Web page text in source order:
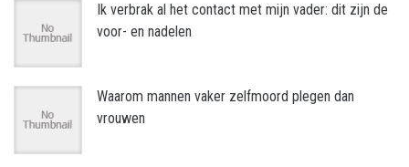
Ik verbrak al het contact met mijn vader: dit zijn de
voor- en nadelen
Waarom mannen vaker zelfmoord plegen dan
vrouwen